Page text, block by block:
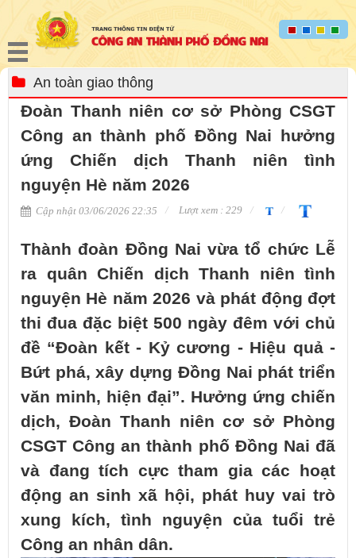
An toàn giao thông
Đoàn Thanh niên cơ sở Phòng CSGT
Công an thành phố Đồng Nai hưởng
ứng Chiến dịch Thanh niên tình
nguyện Hè năm 2026
Cập nhật 03/06/2026 22:35 Lượt xem : 229
Thành đoàn Đồng Nai vừa tổ chức Lễ
ra quân Chiến dịch Thanh niên tình
nguyện Hè năm 2026 và phát động đợt
thi đua đặc biệt 500 ngày đêm với chủ
đề “Đoàn kết - Kỷ cương - Hiệu quả -
Bứt phá, xây dựng Đồng Nai phát triển
văn minh, hiện đại”. Hưởng ứng chiến
dịch, Đoàn Thanh niên cơ sở Phòng
CSGT Công an thành phố Đồng Nai đã
và đang tích cực tham gia các hoạt
động an sinh xã hội, phát huy vai trò
xung kích, tình nguyện của tuổi trẻ
Công an nhân dân.